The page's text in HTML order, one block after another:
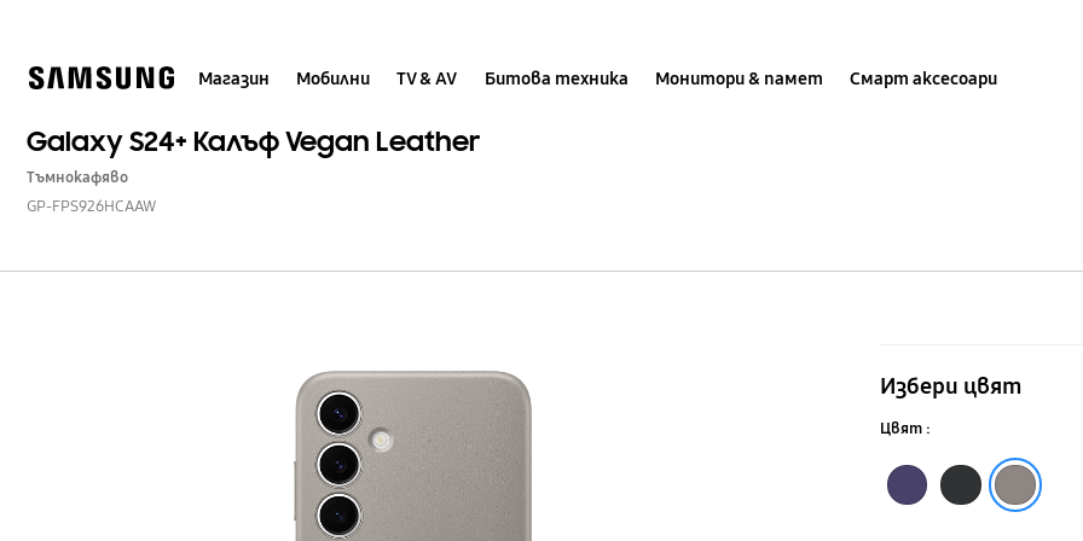
Магазин Мобилни TV & AV Битова техника Монитори & памет Смарт аксесоари
Galaxy S24+ Калъф Vegan Leather
Тъмнокафяво
GP-FPS926HCAAW
Калъф
Vegan
Leather
Избери цвят
Цвят :